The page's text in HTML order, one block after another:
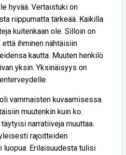
hyvää. Vertaistuki on
riippumatta tärkeää. Kaikilla
kuitenkaan ole. Silloin on
ihminen nähtäisiin
kautta. Muuten henkilö
yksin. Yksinäisyys on
vammaisten kuvaamisessa.
muutenkin kuin ko.
narratiiveja muuttaa.
rajoitteiden
Erilaisuudesta tulisi